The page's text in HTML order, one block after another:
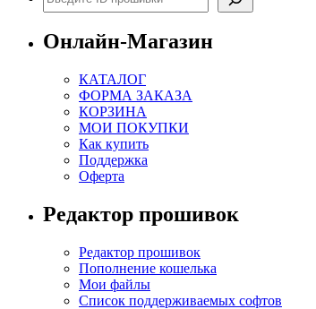
Онлайн-Магазин
КАТАЛОГ
ФОРМА ЗАКАЗА
КОРЗИНА
МОИ ПОКУПКИ
Как купить
Поддержка
Оферта
Редактор прошивок
Редактор прошивок
Пополнение кошелька
Мои файлы
Список поддерживаемых софтов